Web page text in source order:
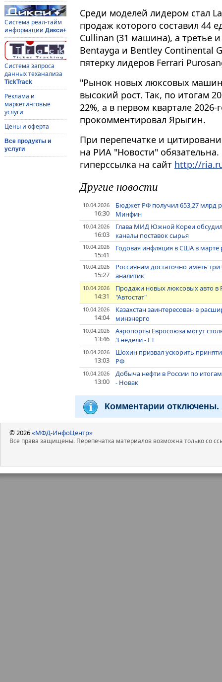
Система реал-тайм
информации Дикси+
Система запроса
данных теханализа
TickTrack
Реклама и
маркетинговые
услуги
Цены и оферта
Все продукты и
услуги
Среди моделей лидером стал
продаж которого составил 44
Cullinan (31 машина), а третье
Bentayga и Bentley Continental
пятерку лидеров Ferrari
"Рынок новых люксовых
высокий рост. Так, по итогам
22%, а в первом квартале 2026-
прокомментировал Ярыгин.
При перепечатке и
на РИА "Новости"
гиперссылка на сайт http://
Другие новости
10.04.2026
16:30
Бюджет РФ получил 653,27 млрд
Минфин
10.04.2026
16:03
Глава МИД Южной Кореи
каналы поставок сырья
10.04.2026
15:41
Годовая инфляция в США в марте
10.04.2026
15:27
Россиянам достаточно иметь
аналитик
10.04.2026
14:31
Продажи новых люксовых авто в
"Автостат"
10.04.2026
14:04
Казахстан заинтересован в
минэнерго
10.04.2026
13:46
Аэропорты Евросоюза могут
3 недели - FT
10.04.2026
13:03
Шохин призвал ускорить
РФ
10.04.2026
13:00
Добыча нефти в России по
- Новак
Комментарии отключены.
© 2026«МФД-ИнфоЦентр»
Все права защищены. Перепечатка материалов возможна только со